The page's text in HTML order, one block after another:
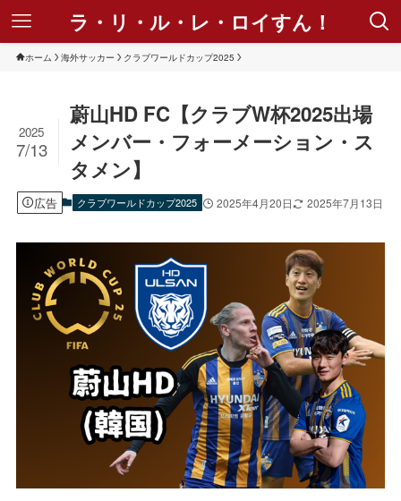
ラ・リ・ル・レ・ロイすん！
ホーム 海外サッカー クラブワールドカップ2025
蔚山HD FC【クラブW杯2025出場
メンバー・フォーメーション・ス
タメン】
2025
7/13
広告 クラブワールドカップ2025 2025年4月20日 2025年7月13日